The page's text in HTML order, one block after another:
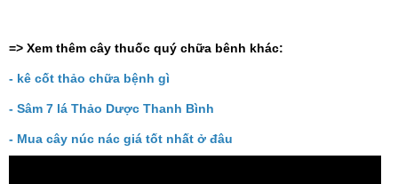
=> Xem thêm cây thuốc quý chữa bênh khác:
- kê cốt thảo chữa bệnh gì
- Sâm 7 lá Thảo Dược Thanh Bình
- Mua cây núc nác giá tốt nhất ở đâu